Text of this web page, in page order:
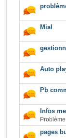
Mial
Auto
Pb
Infos
pages